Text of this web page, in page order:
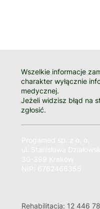
Wszelkie informacje
charakter wyłącznie
medycznej.
Jeżeli widzisz błąd na
zgłosić.
Rehabilitacja: 12 446